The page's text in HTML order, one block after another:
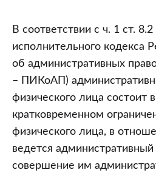
Порядок
осуществления
задержания
физического
лица
таможенными
органами
в
административном
В соответствии с ч. 1 ст.
исполнительного кодекса
об административных
– ПИКоАП)
физического лица состоит
кратковременном
физического лица, в
ведется административный
совершение им